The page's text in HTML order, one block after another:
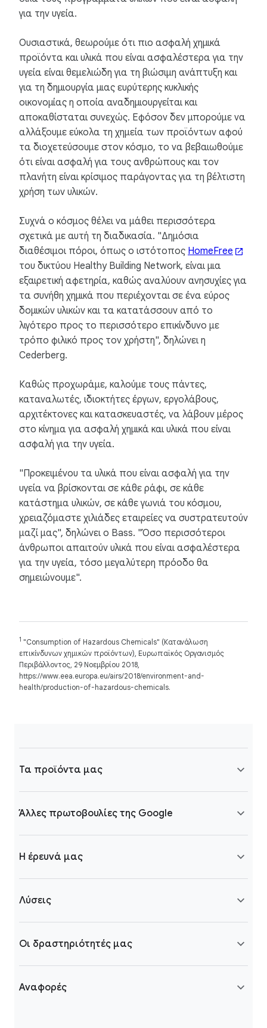
για την υγεία.
Ουσιαστικά, θεωρούμε ότι πιο ασφαλή χημικά
προϊόντα και υλικά που είναι ασφαλέστερα για την
υγεία είναι θεμελιώδη για τη βιώσιμη ανάπτυξη και
για τη δημιουργία μιας ευρύτερης κυκλικής
οικονομίας η οποία αναδημιουργείται και
αποκαθίσταται συνεχώς. Εφόσον δεν μπορούμε να
αλλάξουμε εύκολα τη χημεία των προϊόντων αφού
τα διοχετεύσουμε στον κόσμο, το να βεβαιωθούμε
ότι είναι ασφαλή για τους ανθρώπους και τον
πλανήτη είναι κρίσιμος παράγοντας για τη βέλτιστη
χρήση των υλικών.
Συχνά ο κόσμος θέλει να μάθει περισσότερα
σχετικά με αυτή τη διαδικασία. "Δημόσια
διαθέσιμοι πόροι, όπως ο ιστότοπος HomeFree
του δικτύου Healthy Building Network, είναι μια
εξαιρετική αφετηρία, καθώς αναλύουν ανησυχίες για
τα συνήθη χημικά που περιέχονται σε ένα εύρος
δομικών υλικών και τα κατατάσσουν από το
λιγότερο προς το περισσότερο επικίνδυνο με
τρόπο φιλικό προς τον χρήστη", δηλώνει η
Cederberg.
Καθώς προχωράμε, καλούμε τους πάντες,
καταναλωτές, ιδιοκτήτες έργων, εργολάβους,
αρχιτέκτονες και κατασκευαστές, να λάβουν μέρος
στο κίνημα για ασφαλή χημικά και υλικά που είναι
ασφαλή για την υγεία.
"Προκειμένου τα υλικά που είναι ασφαλή για την
υγεία να βρίσκονται σε κάθε ράφι, σε κάθε
κατάστημα υλικών, σε κάθε γωνιά του κόσμου,
χρειαζόμαστε χιλιάδες εταιρείες να συστρατευτούν
μαζί μας", δηλώνει ο Bass. "Όσο περισσότεροι
άνθρωποι απαιτούν υλικά που είναι ασφαλέστερα
για την υγεία, τόσο μεγαλύτερη πρόοδο θα
σημειώνουμε".
1 "Consumption of Hazardous Chemicals" (Κατανάλωση
επικίνδυνων χημικών προϊόντων), Ευρωπαϊκός Οργανισμός
Περιβάλλοντος, 29 Νοεμβρίου 2018,
https://www.eea.europa.eu/airs/2018/environment-and-
health/production-of-hazardous-chemicals.
Τα προϊόντα μας
Άλλες πρωτοβουλίες της Google
Η έρευνά μας
Λύσεις
Οι δραστηριότητές μας
Αναφορές